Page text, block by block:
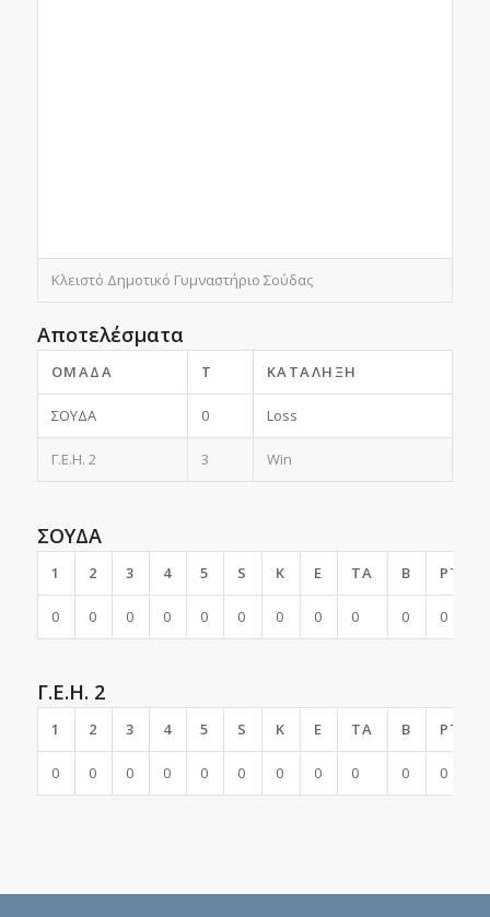
Κλειστό Δημοτικό Γυμναστήριο Σούδας
Αποτελέσματα
ΟΜΆΔΑ T ΚΑΤΆΛΗΞΗ
ΣΟΥΔΑ 0 Loss
Γ.Ε.Η. 2 3 Win
ΣΟΥΔΑ
1 2 3 4 5 S K E TA B PTS
0 0 0 0 0 0 0 0 0 0 0
Γ.Ε.Η. 2
1 2 3 4 5 S K E TA B PTS
0 0 0 0 0 0 0 0 0 0 0